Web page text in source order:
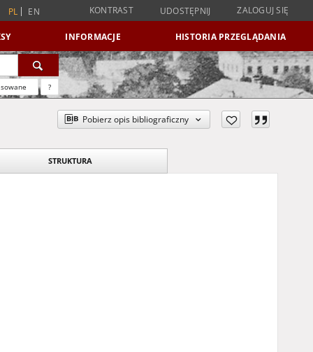
PL EN KONTRAST UDOSTĘPNIJ ZALOGUJ SIĘ
INFORMACJE HISTORIA PRZEGLĄDANIA
?
Pobierz opis bibliograficzny
STRUKTURA